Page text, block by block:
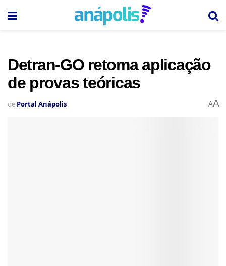
Detran-GO retoma aplicação
de provas teóricas
de Portal Anápolis AA